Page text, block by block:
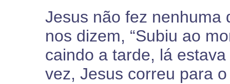
Jesus não fez nenhuma
nos dizem, “Subiu ao
caindo a tarde, lá
vez, Jesus correu para